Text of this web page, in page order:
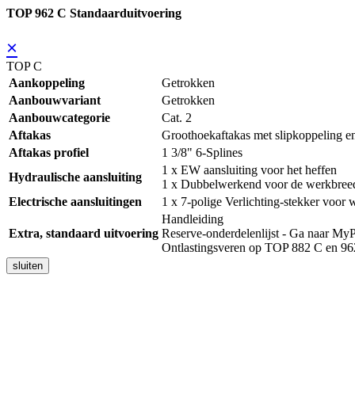
TOP 962 C Standaarduitvoering
×
TOP C
Aankoppeling
Getrokken
Aanbouwvariant
Getrokken
Aanbouwcategorie
Cat. 2
Aftakas
Groothoekaftakas met slipkoppeling
Aftakas profiel
1 3/8" 6-Splines
Hydraulische aansluiting
1 x EW aansluiting voor het heffen
1 x Dubbelwerkend voor de
Electrische aansluitingen
1 x 7-polige Verlichting-stekker voor
Extra, standaard uitvoering
Handleiding
Reserve-onderdelenlijst - Ga naar
Ontlastingsveren op TOP 882 C en
sluiten